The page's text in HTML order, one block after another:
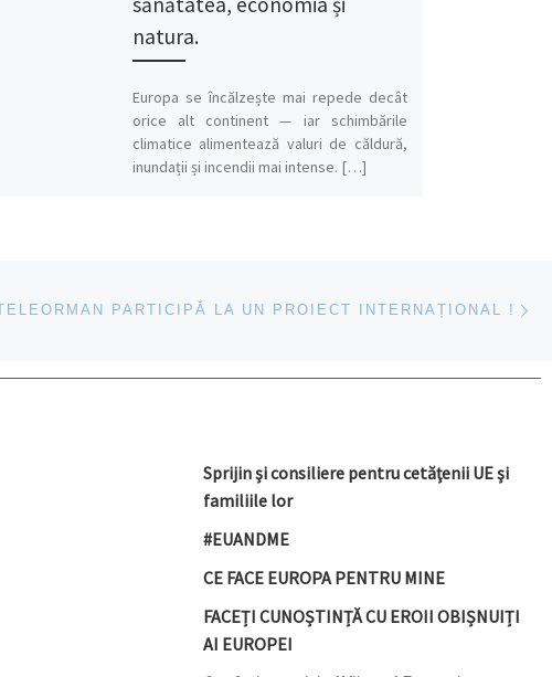
natura.
Europa se încălzește mai repede decât
orice alt continent — iar schimbările
climatice alimentează valuri de căldură,
inundații și incendii mai intense. […]
ARTICOLE PARTICIPĂ LA UN PROIECT INTERNAȚIONAL !
Sprijin şi consiliere pentru cetăţenii UE şi
familiile lor
#EUANDME
CE FACE EUROPA PENTRU MINE
FACEȚI CUNOȘTINȚĂ CU EROII OBIȘNUIȚI
AI EUROPEI